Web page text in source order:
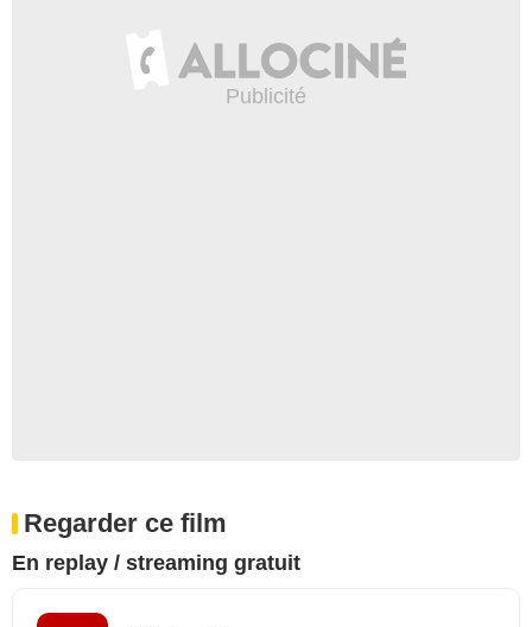
Regarder ce film
En replay / streaming gratuit